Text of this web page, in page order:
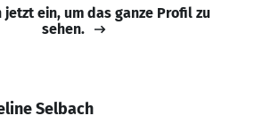
jetzt ein, um das ganze Profil zu
sehen.
Selbach